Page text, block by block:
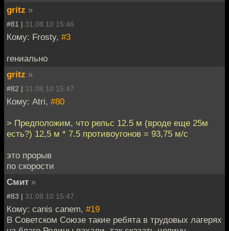
gritz »
#81 | 31.08.10 15:46
Кому: Frosty, #3
гениально
gritz »
#82 | 31.08.10 15:47
Кому: Atri, #80
> Предположим, что рельс 12.5 м (вроде еще 25м
есть?) 12,5 м * 7.5 противоугонов = 93,75 м/с
это прорыв
по скорости
Смит »
#83 | 31.08.10 15:47
Кому: canis canem, #19
В Советском Союзе такие ребята в трудовых лагерях